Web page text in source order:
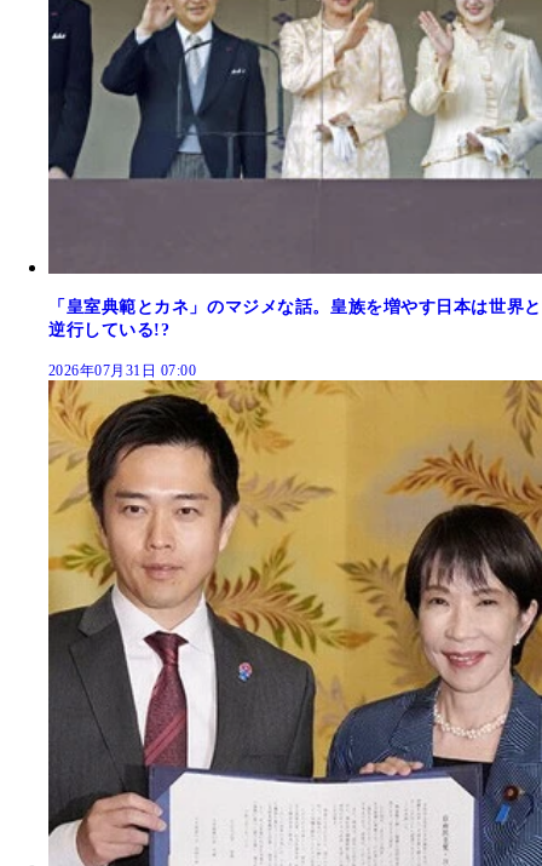
「皇室典範とカネ」のマジメな話。皇族を増やす日本は世界と
逆行している!?
2026年07月31日 07:00